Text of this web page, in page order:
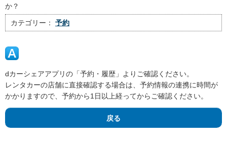
か？
カテゴリー： 予約
dカーシェアアプリの「予約・履歴」よりご確認ください。
レンタカーの店舗に直接確認する場合は、予約情報の連携に時間が
かかりますので、予約から1日以上経ってからご確認ください。
戻る